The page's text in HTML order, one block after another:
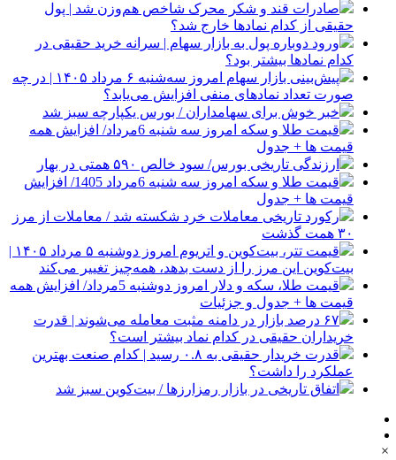
صادرات قند و شکر محرک شاخص هم‌وزن شد | پول
حقیقی از کدام نماد‌ها خارج شد؟
ورود دوباره پول به بازار سهام | سرانه خرید حقیقی در
کدام نماد‌ها بیشتر بود؟
پیش‌بینی بازار سهام امروز سه‌شنبه ۶ مرداد ۱۴۰۵ | در چه
صورت تعداد نماد‌های منفی افزایش می‌یابد؟
خبر خوش برای سهامداران / بورس یکپارچه سبز شد
قیمت طلا و سکه امروز سه شنبه 6مرداد/ افزایش همه
قیمت ها + جدول
ارزندگی تاریخی بورس/ سود خالص ۵۹۰ همتی در بهار
قیمت طلا و سکه امروز سه شنبه 6مرداد 1405/ افزایش
قیمت ها + جدول
رکورد تاریخی معاملات خرد شکسته شد / معاملات از مرز
۳۰ همت گذشت
قیمت تتر، بیت‌کوین و اتریوم امروز دوشنبه ۵ مرداد ۱۴۰۵ |
بیت‌کوین این مرز را از دست بدهد، همه‌چیز تغییر می‌کند
قیمت طلا، سکه و دلار امروز دوشنبه 5مرداد/ افزایش همه
قیمت ها + جدول و جزئیات
۶۷ درصد بازار در دامنه مثبت معامله می‌شوند | قدرت
خریداران حقیقی در کدام نماد بیشتر است؟
قدرت خریدار حقیقی به ۰.۸ رسید | کدام صنعت بهترین
عملکرد را داشت؟
اتفاق تاریخی در بازار رمزارزها / بیت‌کوین سبز شد
×